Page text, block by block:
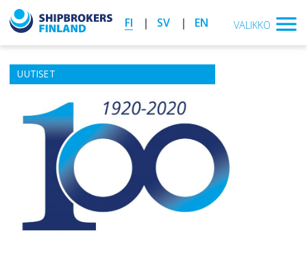
FI SV EN VALIKKO
UUTISET